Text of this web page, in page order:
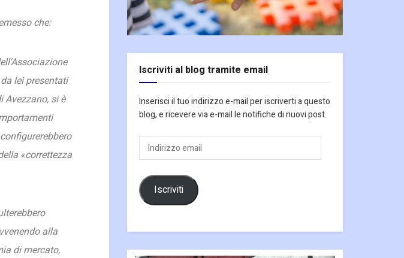
che:
lei presentati
Avezzano, si è
«correttezza
alla
di mercato,
Iscriviti al blog tramite email
Inserisci il tuo indirizzo e-mail per iscriverti a questo
blog, e ricevere via e-mail le notifiche di nuovi post.
Indirizzo
email
Iscriviti